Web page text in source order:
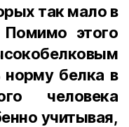
так мало в
Помимо этого
белка в
человека
учитывая,